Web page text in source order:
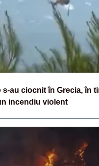
s-au ciocnit în Grecia, în
incendiu violent